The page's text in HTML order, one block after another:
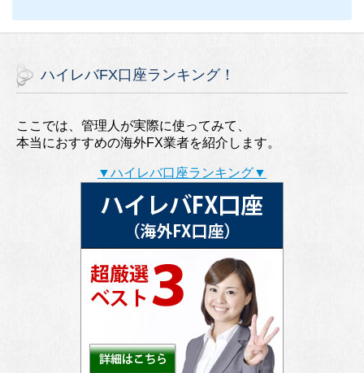
ハイレバFX口座ランキング！
ここでは、管理人が実際に使ってみて、
本当におすすめの海外FX業者を紹介します。
▼ハイレバ口座ランキング▼